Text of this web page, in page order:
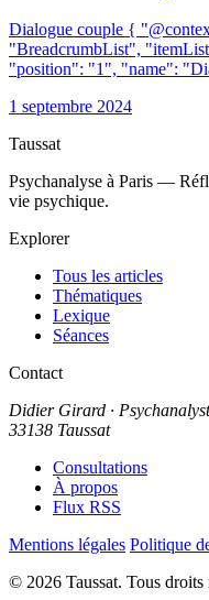
Dialogue couple {
"BreadcrumbList",
"position": "1", "name":
1 septembre 2024
Taussat
Psychanalyse à Paris —
vie psychique.
Explorer
Tous les articles
Thématiques
Lexique
Séances
Contact
Didier Girard ·
33138 Taussat
Consultations
À propos
Flux RSS
Mentions légales Politique
© 2026 Taussat. Tous droits